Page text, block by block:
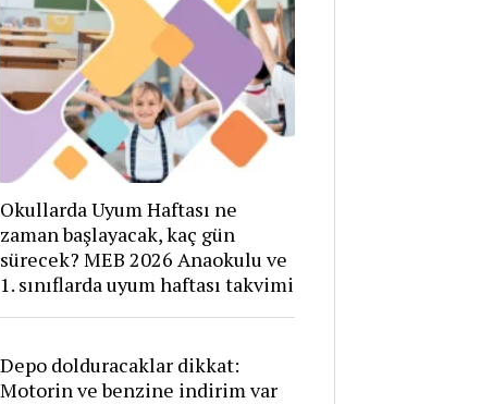
Okullarda Uyum Haftası ne
zaman başlayacak, kaç gün
sürecek? MEB 2026 Anaokulu ve
1. sınıflarda uyum haftası takvimi
Depo dolduracaklar dikkat:
Motorin ve benzine indirim var